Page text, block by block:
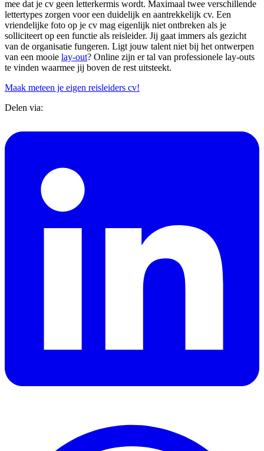
mee dat je cv geen letterkermis wordt. Maximaal twee verschillende
lettertypes zorgen voor een duidelijk en aantrekkelijk cv. Een
vriendelijke foto op je cv mag eigenlijk niet ontbreken als je
solliciteert op een functie als reisleider. Jij gaat immers als gezicht
van de organisatie fungeren. Ligt jouw talent niet bij het ontwerpen
van een mooie lay-out? Online zijn er tal van professionele lay-outs
te vinden waarmee jij boven de rest uitsteekt.
Maak meteen je eigen reisleiders cv!
Delen via: